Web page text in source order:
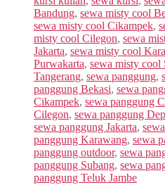
Bandung, sewa misty cool
sewa misty cool Cikampek,
misty cool Cilegon, sewa
Jakarta, sewa misty cool
Purwakarta, sewa misty cool
Tangerang, sewa panggung,
panggung Bekasi, sewa
Cikampek, sewa panggung
Cilegon, sewa panggung
sewa panggung Jakarta,
panggung Karawang, sewa
panggung outdoor, sewa
panggung Subang, sewa
panggung Teluk Jambe